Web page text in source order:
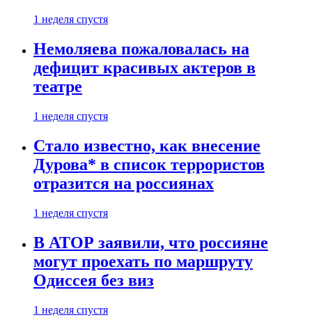
1 неделя спустя
Немоляева пожаловалась на
дефицит красивых актеров в
театре
1 неделя спустя
Стало известно, как внесение
Дурова* в список террористов
отразится на россиянах
1 неделя спустя
В АТОР заявили, что россияне
могут проехать по маршруту
Одиссея без виз
1 неделя спустя